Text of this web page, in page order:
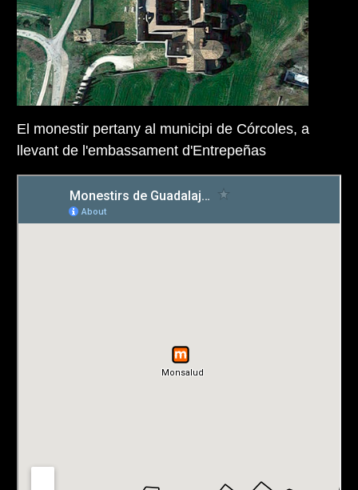
El monestir pertany al municipi de Córcoles, a
llevant de l'embassament d'Entrepeñas